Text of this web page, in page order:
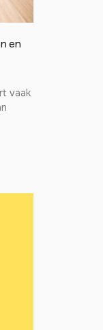
en
vaak